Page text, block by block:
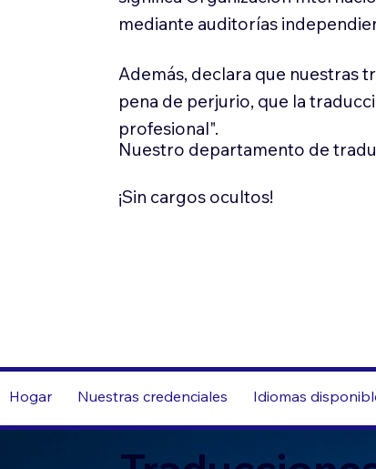
mediante auditorías
Además, declara que nuestras
pena de perjurio, que la
profesional".
Nuestro departamento de
¡Sin cargos ocultos!
Hogar Nuestras credenciales Idiomas